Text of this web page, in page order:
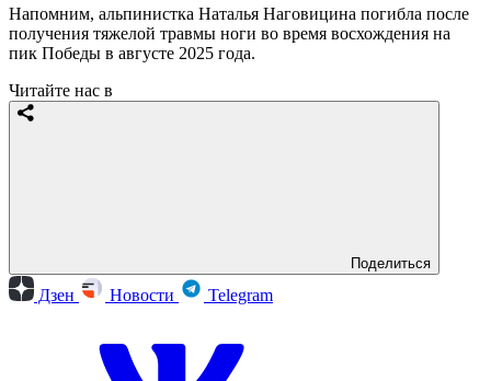
Напомним, альпинистка Наталья Наговицина погибла после
получения тяжелой травмы ноги во время восхождения на
пик Победы в августе 2025 года.
Читайте нас в
Поделиться
Дзен Новости Telegram